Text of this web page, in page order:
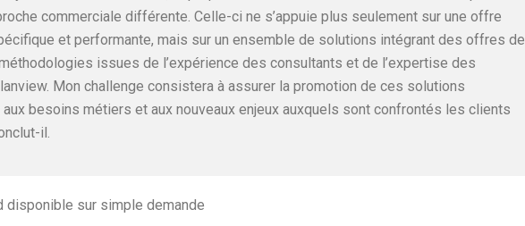
commerciale différente. Celle-ci ne s’appuie plus seulement sur une offre
et performante, mais sur un ensemble de solutions intégrant des offres de
issues de l’expérience des consultants et de l’expertise des
Mon challenge consistera à assurer la promotion de ces solutions
besoins métiers et aux nouveaux enjeux auxquels sont confrontés les clients
il.
disponible sur simple demande